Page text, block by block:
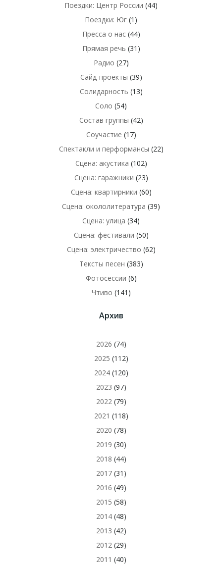
Поездки: Центр России (44)
Поездки: Юг (1)
Пресса о нас(44)
Прямая речь (31)
Радио (27)
Сайд-проекты (39)
Солидарность (13)
Соло (54)
Состав группы (42)
Соучастие (17)
Спектакли и перформансы (22)
Сцена: акустика (102)
Сцена: гаражники (23)
Сцена: квартирники (60)
Сцена: окололитература (39)
Сцена: улица (34)
Сцена: фестивали (50)
Сцена: электричество (62)
Тексты песен (383)
Фотосессии (6)
Чтиво (141)
Архив
2026 (74)
2025 (112)
2024(120)
2023 (97)
2022(79)
2021 (118)
2020 (78)
2019 (30)
2018 (44)
2017(31)
2016 (49)
2015 (58)
2014(48)
2013 (42)
2012(29)
2011 (40)